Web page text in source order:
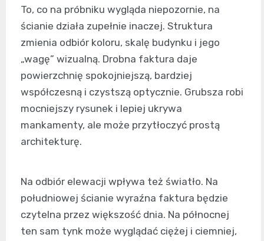
To, co na próbniku wygląda niepozornie, na
ścianie działa zupełnie inaczej. Struktura
zmienia odbiór koloru, skalę budynku i jego
„wagę” wizualną. Drobna faktura daje
powierzchnię spokojniejszą, bardziej
współczesną i czystszą optycznie. Grubsza robi
mocniejszy rysunek i lepiej ukrywa
mankamenty, ale może przytłoczyć prostą
architekturę.
Na odbiór elewacji wpływa też światło. Na
południowej ścianie wyraźna faktura będzie
czytelna przez większość dnia. Na północnej
ten sam tynk może wyglądać ciężej i ciemniej,